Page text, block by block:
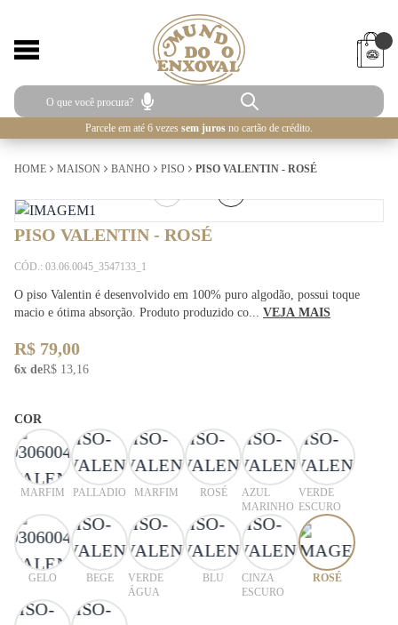
Parcele em até 6 vezes sem juros no cartão de crédito.
HOME MAISON BANHO PISO PISO VALENTIN - ROSÉ
PISO VALENTIN - ROSÉ
CÓD.: 03.06.0045_3547133_1
O piso Valentin é desenvolvido em 100% puro algodão, possui toque
macio e ótima absorção. Produto produzido co... VEJA MAIS
R$ 79,00
6x deR$ 13,16
COR
MARFIM PALLADIO MARFIM ROSÉ
AZUL
MARINHO
VERDE
ESCURO
GELO BEGE
VERDE
ÁGUA
BLU
CINZA
ESCURO
ROSÉ